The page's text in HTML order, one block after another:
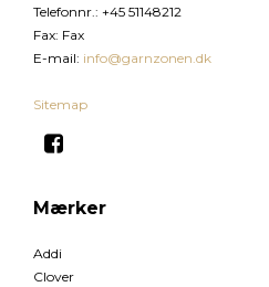
Telefonnr.: +45 51148212
Fax: Fax
E-mail: info@garnzonen.dk
Sitemap
Mærker
Addi
Clover